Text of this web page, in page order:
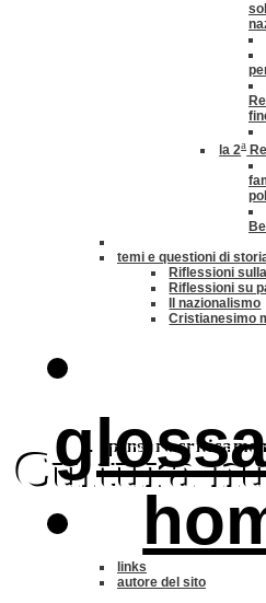
Cultura
pensare
la 2a
temi e questioni di
Riflessioni
Riflessioni su
Il nazionalismo
Cristianesimo
links
autore del sito